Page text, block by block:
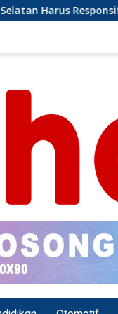
Aksi Kemanusiaan